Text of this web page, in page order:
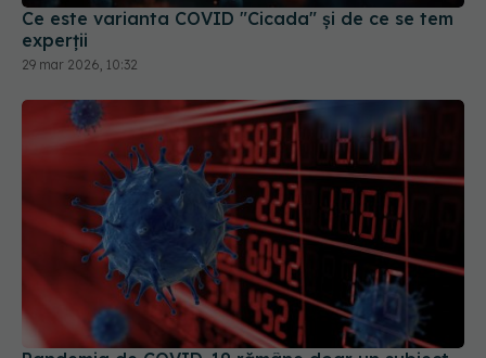
Ce este varianta COVID "Cicada" și de ce se tem
experții
29 mar 2026, 10:32